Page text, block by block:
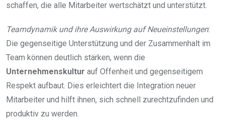
schaffen, die alle Mitarbeiter wertschätzt und unterstützt.
Teamdynamik und ihre Auswirkung auf Neueinstellungen:
Die gegenseitige Unterstützung und der Zusammenhalt im
Team können deutlich stärken, wenn die
Unternehmenskultur auf Offenheit und gegenseitigem
Respekt aufbaut. Dies erleichtert die Integration neuer
Mitarbeiter und hilft ihnen, sich schnell zurechtzufinden und
produktiv zu werden.